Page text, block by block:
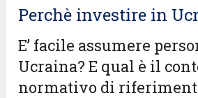
Perchè investire in
E’ facile assumere
Ucraina? E qual è il
normativo di